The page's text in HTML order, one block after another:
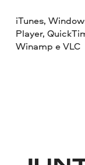
iTunes,
Player,
Winamp e VLC